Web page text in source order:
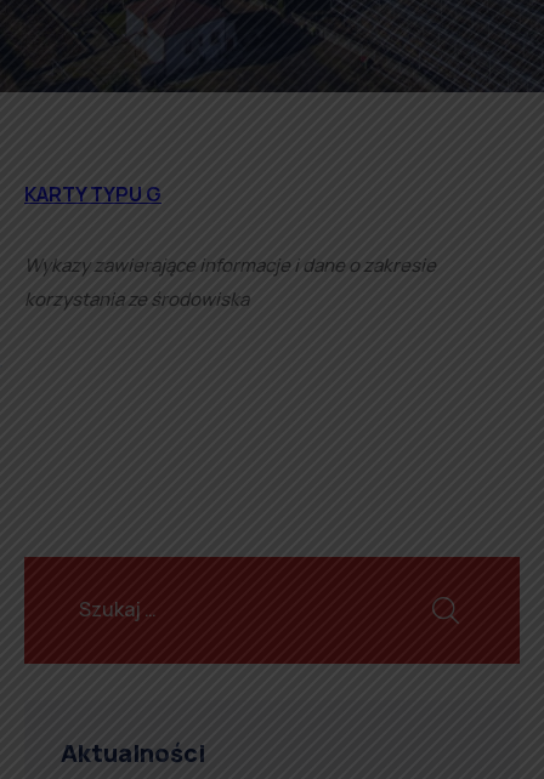
KARTY TYPU G
Wykazy zawierające informacje i dane o zakresie
korzystania ze środowiska
Aktualności